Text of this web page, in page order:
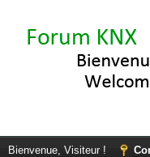
Bienvenue, Visiteur !